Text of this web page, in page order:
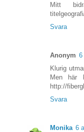
Mitt
Svara
Anonym 6
Klurig
Men här
http://
Svara
Monika 6